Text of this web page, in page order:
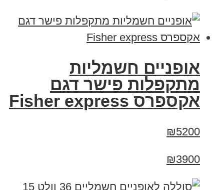
אופניים חשמליות
מתקפלות פישר דגם
אקספרס Fisher express
₪5200
₪3900